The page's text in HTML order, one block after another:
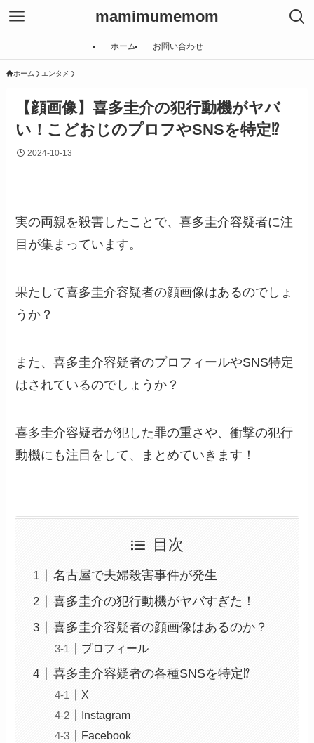
mamimumemom
ホーム お問い合わせ
ホーム エンタメ
【顔画像】喜多圭介の犯行動機がヤバ
い！こどおじのプロフやSNSを特定⁉
2024-10-13
実の両親を殺害したことで、喜多圭介容疑者に注
目が集まっています。
果たして喜多圭介容疑者の顔画像はあるのでしょ
うか？
また、喜多圭介容疑者のプロフィールやSNS特定
はされているのでしょうか？
喜多圭介容疑者が犯した罪の重さや、衝撃の犯行
動機にも注目をして、まとめていきます！
目次
名古屋で夫婦殺害事件が発生
喜多圭介の犯行動機がヤバすぎた！
喜多圭介容疑者の顔画像はあるのか？
プロフィール
喜多圭介容疑者の各種SNSを特定⁉
X
Instagram
Facebook